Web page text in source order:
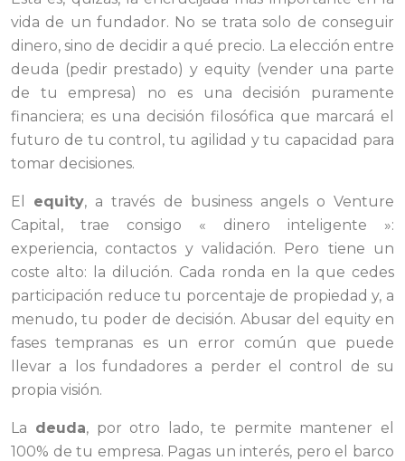
vida de un fundador. No se trata solo de conseguir
dinero, sino de decidir a qué precio. La elección entre
deuda (pedir prestado) y equity (vender una parte
de tu empresa) no es una decisión puramente
financiera; es una decisión filosófica que marcará el
futuro de tu control, tu agilidad y tu capacidad para
tomar decisiones.
El equity, a través de business angels o Venture
Capital, trae consigo « dinero inteligente »:
experiencia, contactos y validación. Pero tiene un
coste alto: la dilución. Cada ronda en la que cedes
participación reduce tu porcentaje de propiedad y, a
menudo, tu poder de decisión. Abusar del equity en
fases tempranas es un error común que puede
llevar a los fundadores a perder el control de su
propia visión.
La deuda, por otro lado, te permite mantener el
100% de tu empresa. Pagas un interés, pero el barco